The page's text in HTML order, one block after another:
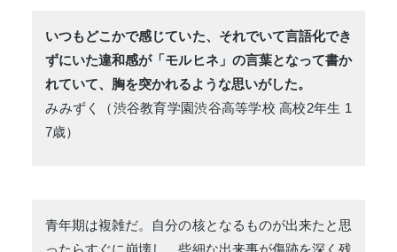
いつもどこかで感じていた、それでいて言語化でき
ずにいた違和感が「モルヒネ」の言葉となって書か
れていて、胸を突かれるような思いがした。
みみずく（渋谷教育学園渋谷高等学校 高校2年生 1
7歳）
青年期は複雑だ。自分の核となるものが出来たと思
ったらすぐに崩壊し、些細な出来事が傷跡を深く残